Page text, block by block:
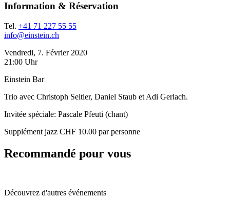
Information & Réservation
Tel. +41 71 227 55 55
info@einstein.ch
Vendredi, 7. Février 2020
21:00 Uhr
Einstein Bar
Trio avec Christoph Seitler, Daniel Staub et Adi Gerlach.
Invitée spéciale: Pascale Pfeuti (chant)
Supplément jazz CHF 10.00 par personne
Recommandé pour vous
Découvrez d'autres événements